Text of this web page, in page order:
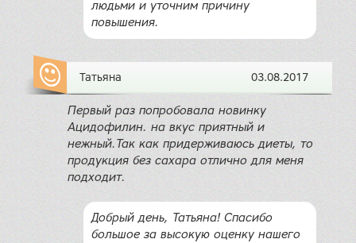
людьми и уточним причину
повышения.
Татьяна 03.08.2017
Первый раз попробовала новинку
Ацидофилин. на вкус приятный и
нежный.Так как придерживаюсь диеты, то
продукция без сахара отлично для меня
подходит.
Добрый день, Татьяна! Спасибо
большое за высокую оценку нашего